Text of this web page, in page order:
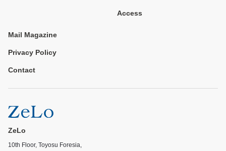
Access
Mail Magazine
Privacy Policy
Contact
ZeLo
10th Floor, Toyosu Foresia,